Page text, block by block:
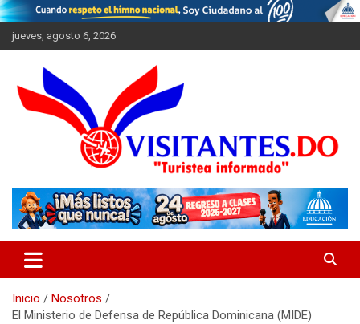
Saltar
al
contenido
jueves, agosto 6, 2026
Visitantes
Inicio
Nosotros
El Ministerio de Defensa de República Dominicana (MIDE)